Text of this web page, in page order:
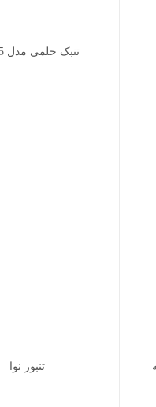
تنبک حلمی مدل PES 5
تنبور نوا